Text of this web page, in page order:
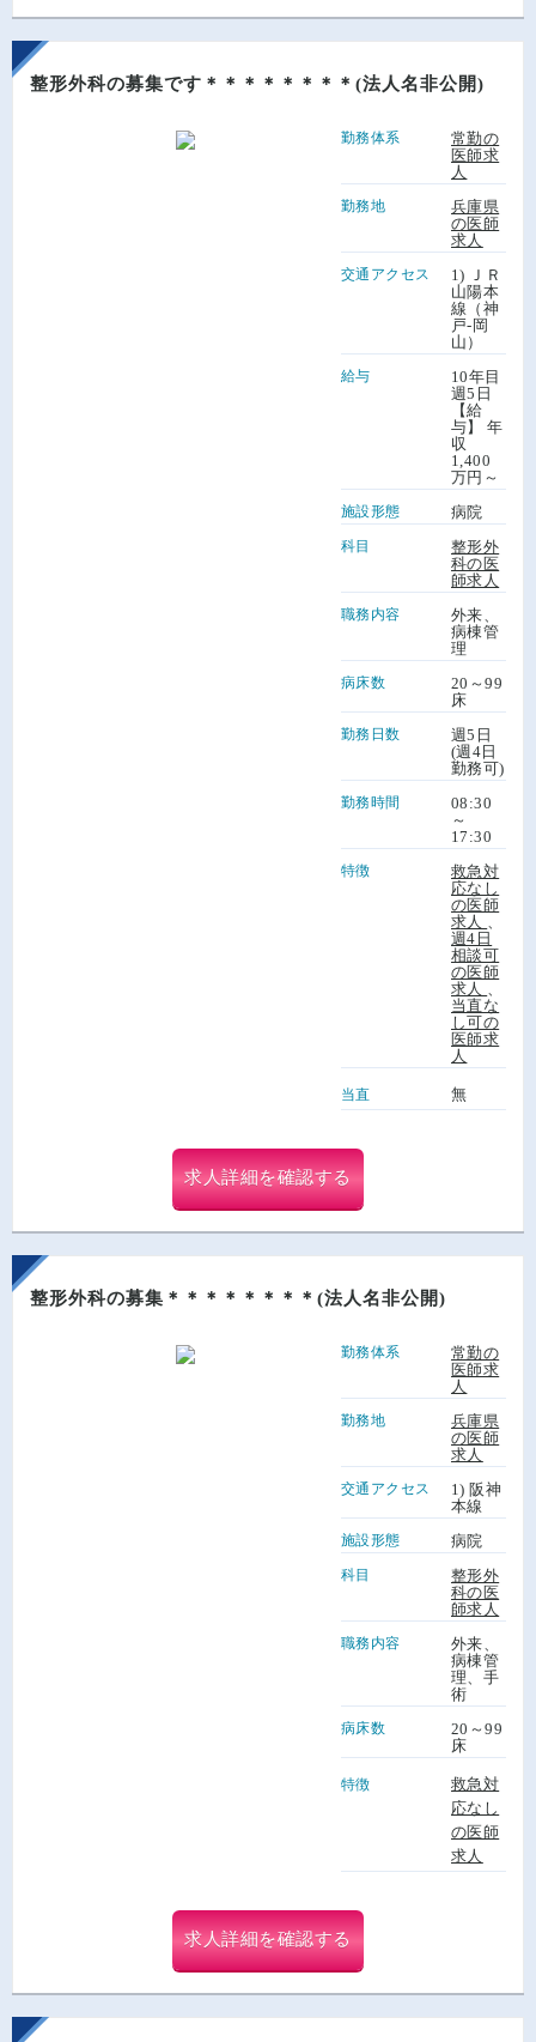
整形外科の募集です＊＊＊＊＊＊＊＊(法人名非公開)
勤務体系
常勤の
医師求
人
勤務地
兵庫県
の医師
求人
交通アクセス
1) ＪＲ
山陽本
線（神
戸-岡
山）
給与
10年目
週5日
【給
与】 年
収
1,400
万円～
施設形態 病院
科目
整形外
科の医
師求人
職務内容
外来、
病棟管
理
病床数
20～99
床
勤務日数
週5日
(週4日
勤務可)
勤務時間
08:30
～
17:30
特徴
救急対
応なし
の医師
求人
週4日
相談可
の医師
求人
当直な
し可の
医師求
人
当直 無
求人詳細を確認する
整形外科の募集＊＊＊＊＊＊＊＊(法人名非公開)
勤務体系
常勤の
医師求
人
勤務地
兵庫県
の医師
求人
交通アクセス
1) 阪神
本線
施設形態 病院
科目
整形外
科の医
師求人
職務内容
外来、
病棟管
理、手
術
病床数
20～99
床
特徴
救急対
応なし
の医師
求人
求人詳細を確認する